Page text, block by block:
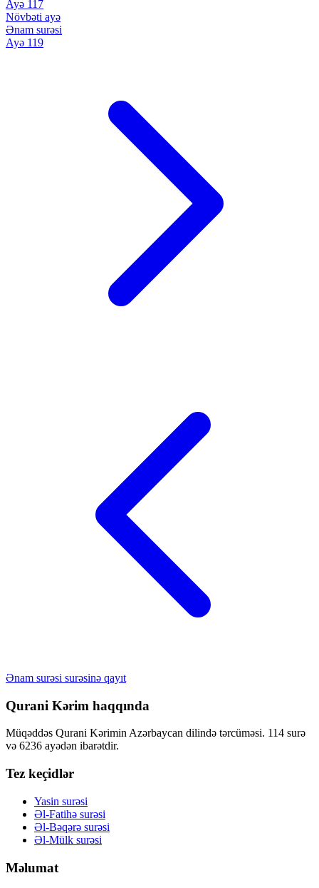
Ayə 117
Növbəti ayə
Ənam surəsi
Ayə 119
Ənam surəsi surəsinə qayıt
Qurani Kərim haqqında
Müqəddəs Qurani Kərimin Azərbaycan dilində tərcüməsi. 114 surə
və 6236 ayədən ibarətdir.
Tez keçidlər
Yasin surəsi
Əl-Fatihə surəsi
Əl-Bəqərə surəsi
Əl-Mülk surəsi
Məlumat